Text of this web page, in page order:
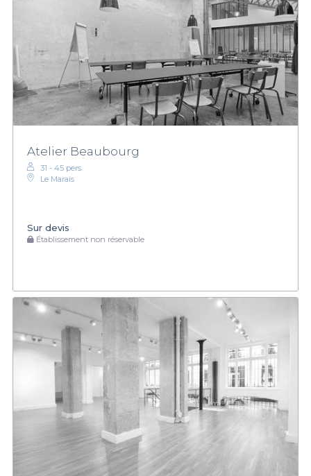
Atelier Beaubourg
31 - 45 pers.
Le Marais
Sur devis
Établissement non réservable